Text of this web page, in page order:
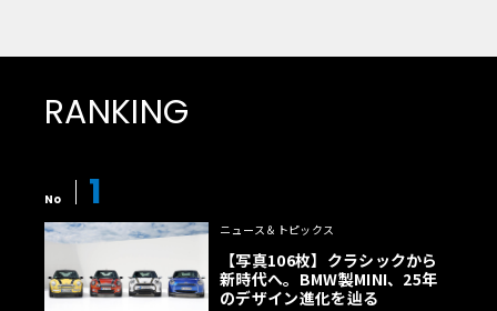
RANKING
No 1
ニュース＆トピックス
【写真106枚】クラシックから
新時代へ。BMW製MINI、25年
のデザイン進化を辿る